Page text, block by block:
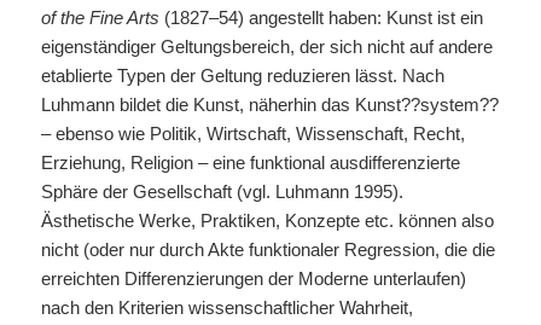
of the Fine Arts (1827–54) angestellt haben: Kunst ist ein
eigenständiger Geltungsbereich, der sich nicht auf andere
etablierte Typen der Geltung reduzieren lässt. Nach
Luhmann bildet die Kunst, näherhin das Kunst??system??
– ebenso wie Politik, Wirtschaft, Wissenschaft, Recht,
Erziehung, Religion – eine funktional ausdifferenzierte
Sphäre der Gesellschaft (vgl. Luhmann 1995).
Ästhetische Werke, Praktiken, Konzepte etc. können also
nicht (oder nur durch Akte funktionaler Regression, die die
erreichten Differenzierungen der Moderne unterlaufen)
nach den Kriterien wissenschaftlicher Wahrheit,